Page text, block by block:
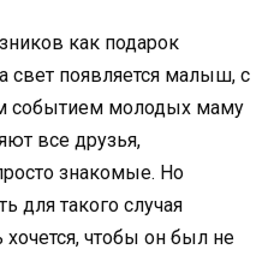
как подарок
свет появляется малыш, с
событием молодых маму
все друзья,
знакомые. Но
для такого случая
чтобы он был не